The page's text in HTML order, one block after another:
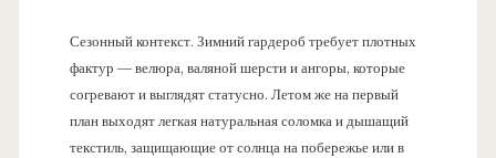
Сезонный контекст. Зимний гардероб требует плотных
фактур — велюра, валяной шерсти и ангоры, которые
согревают и выглядят статусно. Летом же на первый
план выходят легкая натуральная соломка и дышащий
текстиль, защищающие от солнца на побережье или в